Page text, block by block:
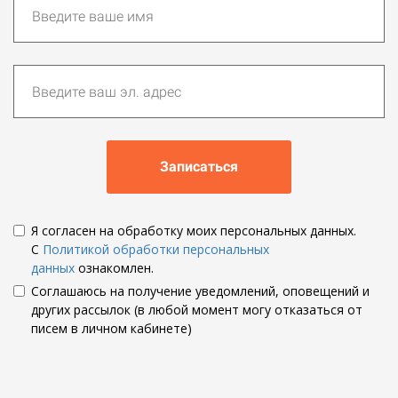
Записаться
Я согласен на обработку моих персональных данных.
С Политикой обработки персональных
данных ознакомлен.
Соглашаюсь на получение уведомлений, оповещений и
других рассылок (в любой момент могу отказаться от
писем в личном кабинете)